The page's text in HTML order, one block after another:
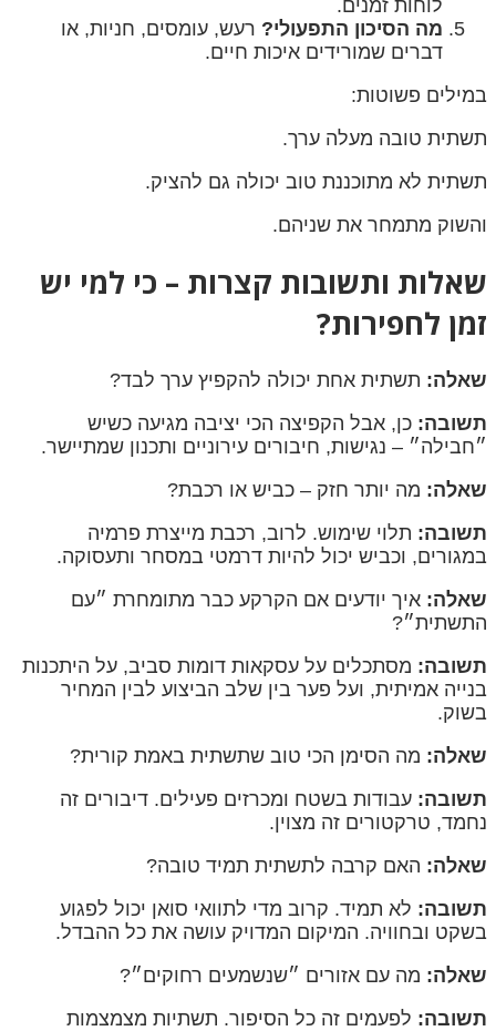
לוחות זמנים.
מה הסיכון התפעולי? רעש, עומסים, חניות, או
דברים שמורידים איכות חיים.
במילים פשוטות:
תשתית טובה מעלה ערך.
תשתית לא מתוכננת טוב יכולה גם להציק.
והשוק מתמחר את שניהם.
שאלות ותשובות קצרות – כי למי יש
זמן לחפירות?
שאלה: תשתית אחת יכולה להקפיץ ערך לבד?
תשובה: כן, אבל הקפיצה הכי יציבה מגיעה כשיש
״חבילה״ – נגישות, חיבורים עירוניים ותכנון שמתיישר.
שאלה: מה יותר חזק – כביש או רכבת?
תשובה: תלוי שימוש. לרוב, רכבת מייצרת פרמיה
במגורים, וכביש יכול להיות דרמטי במסחר ותעסוקה.
שאלה: איך יודעים אם הקרקע כבר מתומחרת ״עם
התשתית״?
תשובה: מסתכלים על עסקאות דומות סביב, על היתכנות
בנייה אמיתית, ועל פער בין שלב הביצוע לבין המחיר
בשוק.
שאלה: מה הסימן הכי טוב שתשתית באמת קורית?
תשובה: עבודות בשטח ומכרזים פעילים. דיבורים זה
נחמד, טרקטורים זה מצוין.
שאלה: האם קרבה לתשתית תמיד טובה?
תשובה: לא תמיד. קרוב מדי לתוואי סואן יכול לפגוע
בשקט ובחוויה. המיקום המדויק עושה את כל ההבדל.
שאלה: מה עם אזורים ״שנשמעים רחוקים״?
תשובה: לפעמים זה כל הסיפור. תשתיות מצמצמות